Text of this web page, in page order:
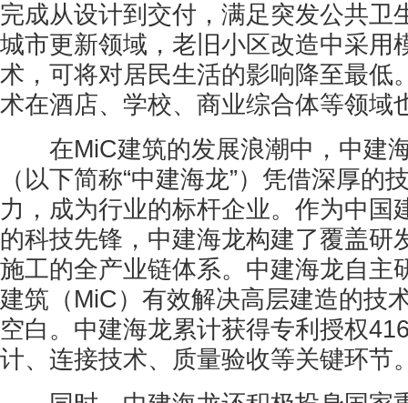
完成从设计到交付，满足突发公共卫
城市更新领域，老旧小区改造中采用
术，可将对居民生活的影响降至最低
术在酒店、学校、商业综合体等领域
在MiC建筑的发展浪潮中，中建
（以下简称“中建海龙”）凭借深厚的
力，成为行业的标杆企业。作为中国
的科技先锋，中建海龙构建了覆盖研
施工的全产业链体系。中建海龙自主
建筑（MiC）有效解决高层建造的技
空白。中建海龙累计获得专利授权
计、连接技术、质量验收等关键环节